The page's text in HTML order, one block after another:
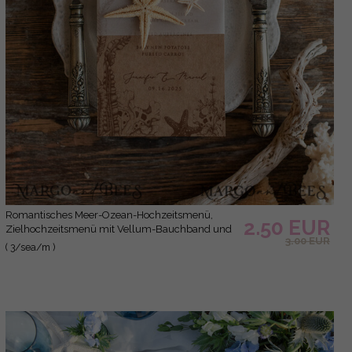
Romantisches Meer-Ozean-Hochzeitsmenü,
Zielhochzeitsmenü mit Vellum-Bauchband und
Seestern, Meeres-Menükarten,
( 3/sea/m )
2.50 EUR
3.00 EUR